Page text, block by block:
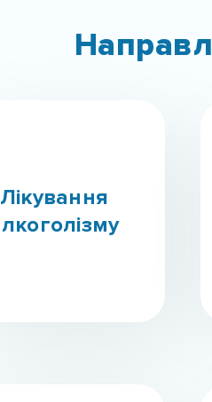
алкоголізму